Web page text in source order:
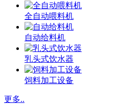
全自动喂料机
自动给料机
乳头式饮水器
饲料加工设备
更多..